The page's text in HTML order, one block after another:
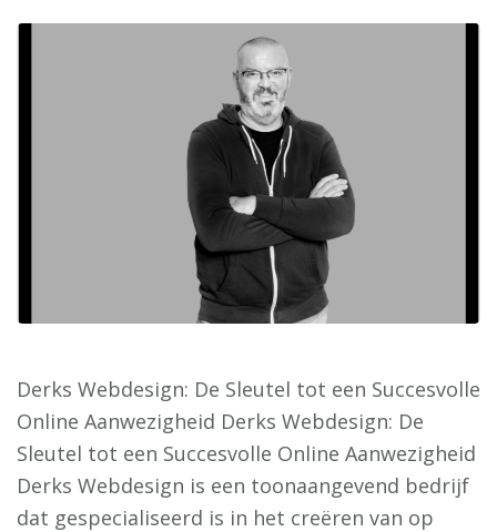
Derks Webdesign: De Sleutel tot een Succesvolle
Online Aanwezigheid Derks Webdesign: De
Sleutel tot een Succesvolle Online Aanwezigheid
Derks Webdesign is een toonaangevend bedrijf
dat gespecialiseerd is in het creëren van op